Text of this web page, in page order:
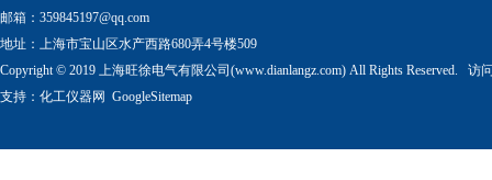
邮箱： 359845197@qq.com
地址：上海市宝山区水产西路680弄4号楼509
Copyright © 2019 上海旺徐电气有限公司(www.dianlangz.com) All Rights Reserved. 访
支持： 化工仪器网 GoogleSitemap